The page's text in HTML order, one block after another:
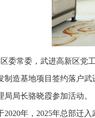
委常委，武进高新区党
制造基地项目签约落户
局长骆晓霞参加活动。
2020年，2025年总部迁